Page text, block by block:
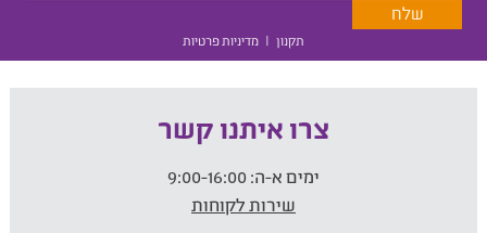
תקנון | מדיניות פרטיות
צרו איתנו קשר
ימים א-ה:
שירות לקוחות